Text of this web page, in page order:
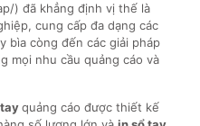
) đã khẳng định vị thế là
cung cấp đa dạng các
bìa còng đến các giải pháp
mọi nhu cầu quảng cáo và
quảng cáo được thiết kế